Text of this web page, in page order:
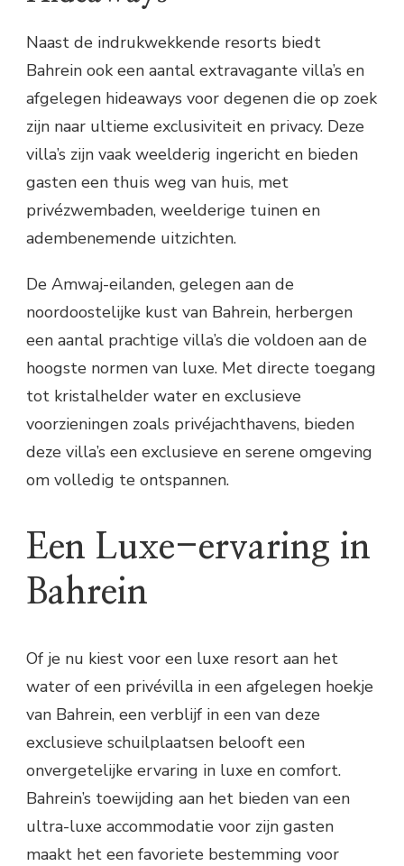
Naast de indrukwekkende resorts biedt
Bahrein ook een aantal extravagante villa’s en
afgelegen hideaways voor degenen die op zoek
zijn naar ultieme exclusiviteit en privacy. Deze
villa’s zijn vaak weelderig ingericht en bieden
gasten een thuis weg van huis, met
privézwembaden, weelderige tuinen en
adembenemende uitzichten.
De Amwaj-eilanden, gelegen aan de
noordoostelijke kust van Bahrein, herbergen
een aantal prachtige villa’s die voldoen aan de
hoogste normen van luxe. Met directe toegang
tot kristalhelder water en exclusieve
voorzieningen zoals privéjachthavens, bieden
deze villa’s een exclusieve en serene omgeving
om volledig te ontspannen.
Een Luxe-ervaring in
Bahrein
Of je nu kiest voor een luxe resort aan het
water of een privévilla in een afgelegen hoekje
van Bahrein, een verblijf in een van deze
exclusieve schuilplaatsen belooft een
onvergetelijke ervaring in luxe en comfort.
Bahrein’s toewijding aan het bieden van een
ultra-luxe accommodatie voor zijn gasten
maakt het een favoriete bestemming voor